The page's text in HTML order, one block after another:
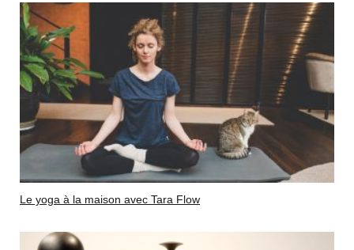
Le yoga à la maison avec Tara Flow